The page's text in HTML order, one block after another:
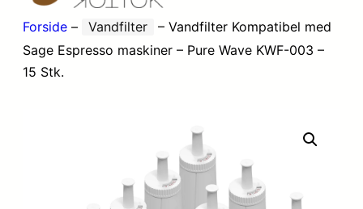
Forside – Vandfilter – Vandfilter Kompatibel med
Sage Espresso maskiner – Pure Wave KWF-003 –
15 Stk.